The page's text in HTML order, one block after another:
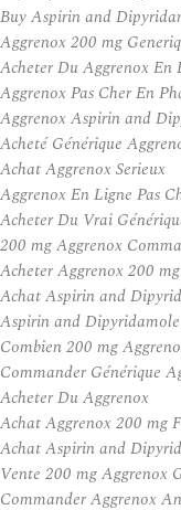
Buy Aspirin and
Aggrenox 200 mg
Acheter Du Aggrenox En
Aggrenox Pas Cher En
Aggrenox Aspirin and
Acheté Générique
Achat Aggrenox Serieux
Aggrenox En Ligne Pas
Acheter Du Vrai
200 mg Aggrenox
Acheter Aggrenox 200
Achat Aspirin and
Aspirin and
Combien 200 mg
Commander Générique
Acheter Du Aggrenox
Achat Aggrenox 200 mg
Achat Aspirin and
Vente 200 mg Aggrenox
Commander Aggrenox